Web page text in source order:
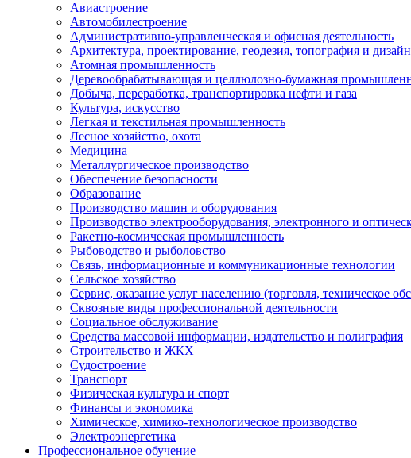
Авиастроение
Автомобилестроение
Административно-управленческая и офисная деятельность
Архитектура, проектирование, геодезия, топография и дизайн
Атомная промышленность
Деревообрабатывающая и целлюлозно-бумажная
Добыча, переработка, транспортировка нефти и газа
Культура, искусство
Легкая и текстильная промышленность
Лесное хозяйство, охота
Медицина
Металлургическое производство
Обеспечение безопасности
Образование
Производство машин и оборудования
Производство электрооборудования, электронного и
Ракетно-космическая промышленность
Рыбоводство и рыболовство
Связь, информационные и коммуникационные технологии
Сельское хозяйство
Сервис, оказание услуг населению (торговля, техническое
Сквозные виды профессиональной деятельности
Социальное обслуживание
Средства массовой информации, издательство и полиграфия
Строительство и ЖКХ
Судостроение
Транспорт
Физическая культура и спорт
Финансы и экономика
Химическое, химико-технологическое производство
Электроэнергетика
Профессиональное обучение